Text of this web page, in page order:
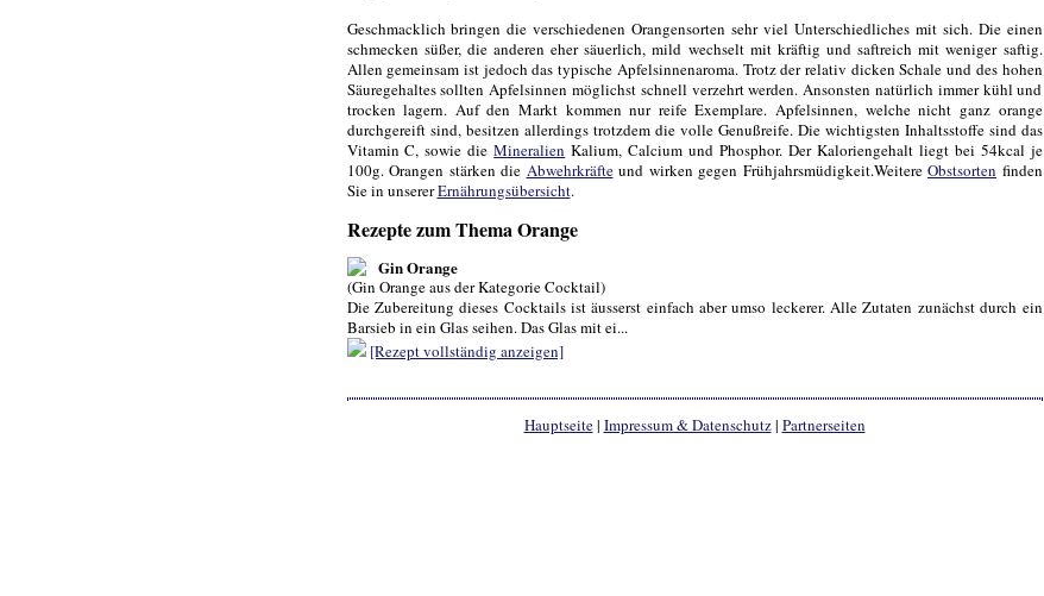
Geschmacklich bringen die verschiedenen Orangensorten sehr viel Unterschiedliches mit sich. Die einen
schmecken süßer, die anderen eher säuerlich, mild wechselt mit kräftig und saftreich mit weniger saftig.
Allen gemeinsam ist jedoch das typische Apfelsinnenaroma. Trotz der relativ dicken Schale und des hohen
Säuregehaltes sollten Apfelsinnen möglichst schnell verzehrt werden. Ansonsten natürlich immer kühl und
trocken lagern. Auf den Markt kommen nur reife Exemplare. Apfelsinnen, welche nicht ganz orange
durchgereift sind, besitzen allerdings trotzdem die volle Genußreife. Die wichtigsten Inhaltsstoffe sind das
Vitamin C, sowie dieMineralien Kalium, Calcium und Phosphor. Der Kaloriengehalt liegt bei 54kcal je
100g. Orangen stärken die Abwehrkräfteund wirken gegen Frühjahrsmüdigkeit.Weitere Obstsorten finden
Sie in unsererErnährungsübersicht.
Rezepte zum Thema Orange
Gin Orange
(Gin Orange aus der Kategorie Cocktail)
Die Zubereitung dieses Cocktails ist äusserst einfach aber umso leckerer. Alle Zutaten zunächst durch ein
Barsieb in ein Glas seihen. Das Glas mit ei...
[Rezept vollständig anzeigen]
Hauptseite| Impressum & Datenschutz| Partnerseiten